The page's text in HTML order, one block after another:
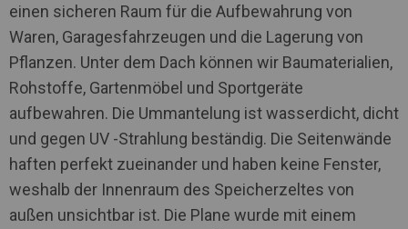
einen sicheren Raum für die Aufbewahrung von
Waren, Garagesfahrzeugen und die Lagerung von
Pflanzen. Unter dem Dach können wir Baumaterialien,
Rohstoffe, Gartenmöbel und Sportgeräte
aufbewahren. Die Ummantelung ist wasserdicht, dicht
und gegen UV -Strahlung beständig. Die Seitenwände
haften perfekt zueinander und haben keine Fenster,
weshalb der Innenraum des Speicherzeltes von
außen unsichtbar ist. Die Plane wurde mit einem